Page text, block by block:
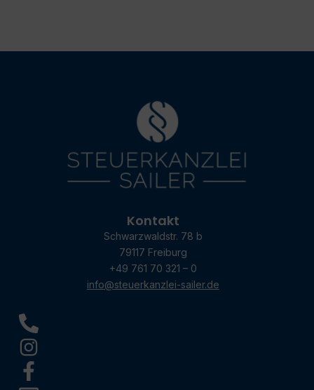
Kontakt
Schwarzwaldstr. 78 b
79117 Freiburg
+49 761 70 321 – 0
info@steuerkanzlei-sailer.de